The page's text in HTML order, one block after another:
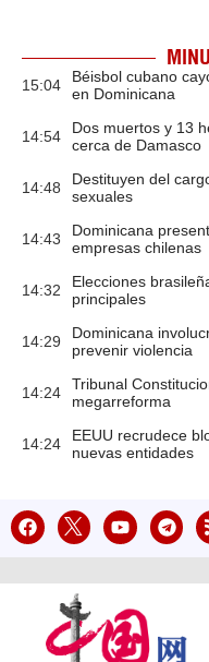
15:04
Béisbol cubano
en Dominicana
14:54
Dos muertos y 13
cerca de Damasco
14:48
Destituyen del
sexuales
14:43
Dominicana
empresas chilenas
14:32
Elecciones
principales
14:29
Dominicana
prevenir violencia
14:24
Tribunal
megarreforma
14:24
EEUU recrudece
nuevas entidades